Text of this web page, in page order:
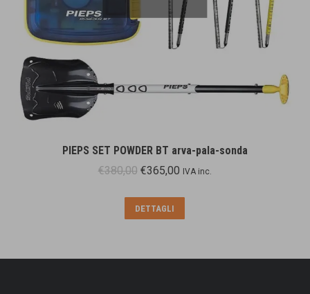
PIEPS SET POWDER BT arva-pala-sonda
€380,00 Il
originale
era:
€365,00Il
è:
IVA inc.
DETTAGLI